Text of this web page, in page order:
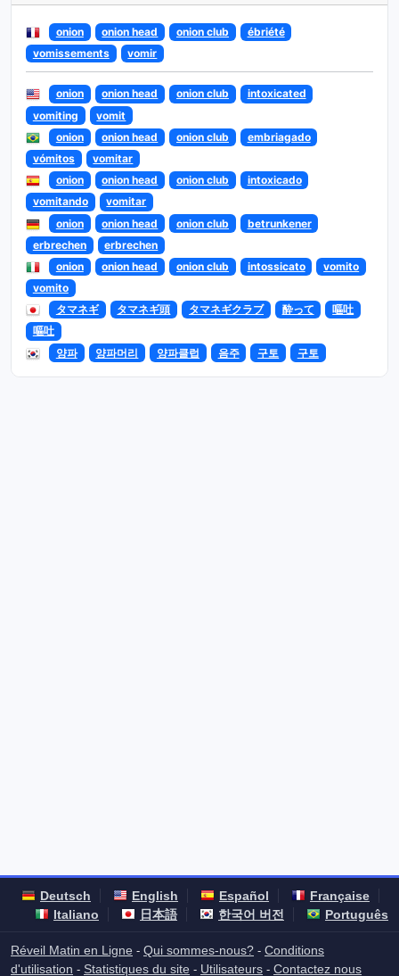
onion onion head onion club
ébriété
vomissements
vomir
onion onion head onion club
intoxicated
vomiting
vomit
onion
onion head onion club
embriagado
vómitos
vomitar
onion
onion head onion club
intoxicado
vomitando
vomitar
onion
onion head onion club
betrunkener
erbrechen
erbrechen
onion
onion head onion club intossicato
vomito
vomito
タマネギ
タマネギ頭 タマネギクラブ 酔って
嘔吐
嘔吐
양파
양파머리 양파클럽 음주 구토 구토
Deutsch English Español
Française
Italiano
日本語 한국어 버전 Português
Réveil Matin en Ligne - Qui sommes-nous? - Conditions
d'utilisation - Statistiques du site - Utilisateurs - Contactez nous